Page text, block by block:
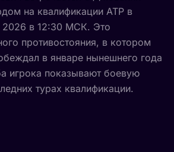
на квалификации ATP в
2026 в 12:30 МСК. Это
противостояния, в котором
в январе нынешнего года
игрока показывают боевую
турах квалификации.